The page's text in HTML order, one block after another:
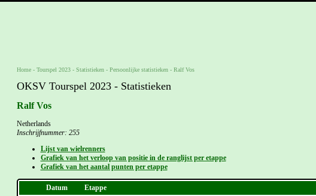
Home- Tourspel 2023- Statistieken - Persoonlijke statistieken- Ralf Vos
OKSV Tourspel 2023 - Statistieken
Ralf Vos
Netherlands
Inschrijfnummer: 255
Lijst van wielrenners
Grafiek van het verloop van positie in de ranglijst per etappe
Grafiek van het aantal punten per etappe
Datum Etappe